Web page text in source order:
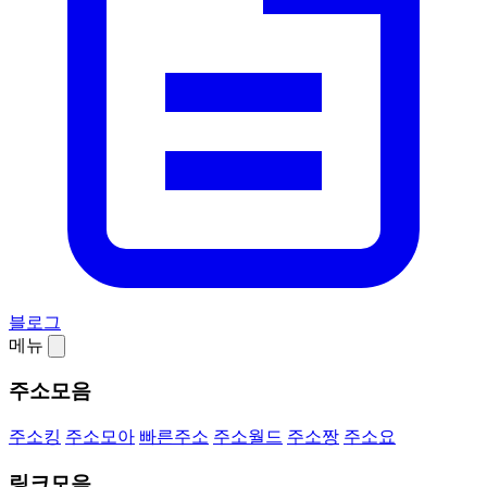
블로그
메뉴
주소모음
주소킹 주소모아 빠른주소 주소월드 주소짱 주소요